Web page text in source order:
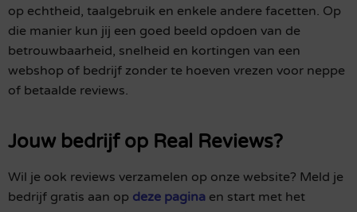
op echtheid, taalgebruik en enkele andere facetten. Op
die manier kun jij een goed beeld opdoen van de
betrouwbaarheid, snelheid en kortingen van een
webshop of bedrijf zonder te hoeven vrezen voor neppe
of betaalde reviews.
Jouw bedrijf op Real Reviews?
Wil je ook reviews verzamelen op onze website? Meld je
bedrijf gratis aan op deze pagina en start met het